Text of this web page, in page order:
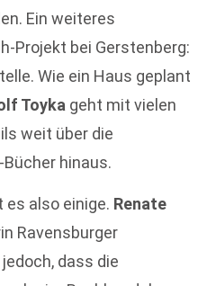
Ein weiteres
Projekt bei Gerstenberg:
Wie ein Haus geplant
Toyka geht mit vielen
weit über die
hinaus.
also einige. Renate
Ravensburger
dass die